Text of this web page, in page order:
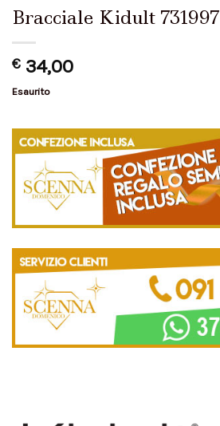
Bracciale Kidult 731997
€ 34,00
Esaurito